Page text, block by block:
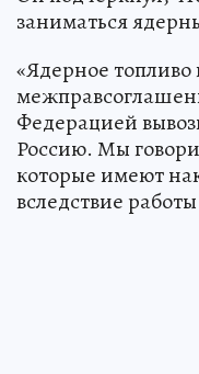
заниматься
«Ядерное
Федерацией
Россию. Мы
которые имеют
вследствие